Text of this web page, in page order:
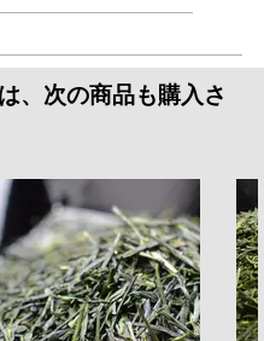
、次の商品も購入さ